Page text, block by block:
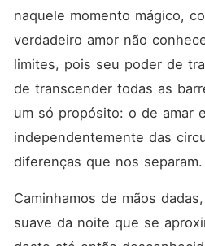
naquele momento mágico,
verdadeiro amor não
limites, pois seu poder de
de transcender todas as
um só propósito: o de amar
independentemente das
diferenças que nos separam.
Caminhamos de mãos
suave da noite que se